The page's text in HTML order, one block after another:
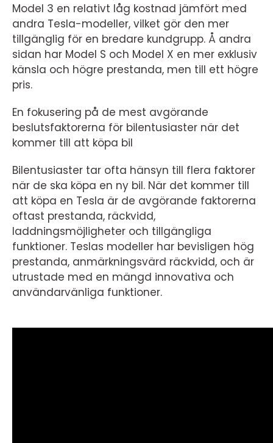
Model 3 en relativt låg kostnad jämfört med
andra Tesla-modeller, vilket gör den mer
tillgänglig för en bredare kundgrupp. Å andra
sidan har Model S och Model X en mer exklusiv
känsla och högre prestanda, men till ett högre
pris.
En fokusering på de mest avgörande
beslutsfaktorerna för bilentusiaster när det
kommer till att köpa bil
Bilentusiaster tar ofta hänsyn till flera faktorer
när de ska köpa en ny bil. När det kommer till
att köpa en Tesla är de avgörande faktorerna
oftast prestanda, räckvidd,
laddningsmöjligheter och tillgängliga
funktioner. Teslas modeller har bevisligen hög
prestanda, anmärkningsvärd räckvidd, och är
utrustade med en mängd innovativa och
användarvänliga funktioner.